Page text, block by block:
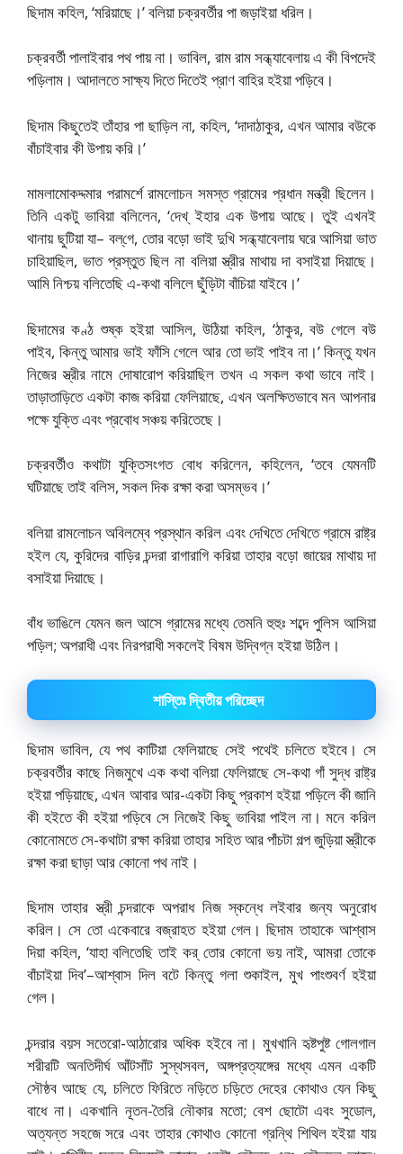
ছিদাম কহিল, ‘মরিয়াছে।’ বলিয়া চক্রবর্তীর পা জড়াইয়া ধরিল।
চক্রবর্তী পালাইবার পথ পায় না। ভাবিল, রাম রাম সন্ধ্যাবেলায় এ কী বিপদেই
পড়িলাম। আদালতে সাক্ষ্য দিতে দিতেই প্রাণ বাহির হইয়া পড়িবে।
ছিদাম কিছুতেই তাঁহার পা ছাড়িল না, কহিল, ‘দাদাঠাকুর, এখন আমার বউকে
বাঁচাইবার কী উপায় করি।’
মামলামোকদ্দমার পরামর্শে রামলোচন সমস্ত গ্রামের প্রধান মন্ত্রী ছিলেন।
তিনি একটু ভাবিয়া বলিলেন, ‘দেখ্‌ ইহার এক উপায় আছে। তুই এখনই
থানায় ছুটিয়া যা– বল্‌গে, তোর বড়ো ভাই দুখি সন্ধ্যাবেলায় ঘরে আসিয়া ভাত
চাহিয়াছিল, ভাত প্রস্তুত ছিল না বলিয়া স্ত্রীর মাথায় দা বসাইয়া দিয়াছে।
আমি নিশ্চয় বলিতেছি এ-কথা বলিলে ছুঁড়িটা বাঁচিয়া যাইবে।’
ছিদামের কণ্ঠ শুষ্ক হইয়া আসিল, উঠিয়া কহিল, ‘ঠাকুর, বউ গেলে বউ
পাইব, কিন্তু আমার ভাই ফাঁসি গেলে আর তো ভাই পাইব না।’ কিন্তু যখন
নিজের স্ত্রীর নামে দোষারোপ করিয়াছিল তখন এ সকল কথা ভাবে নাই।
তাড়াতাড়িতে একটা কাজ করিয়া ফেলিয়াছে, এখন অলক্ষিতভাবে মন আপনার
পক্ষে যুক্তি এবং প্রবোধ সঞ্চয় করিতেছে।
চক্রবর্তীও কথাটা যুক্তিসংগত বোধ করিলেন, কহিলেন, ‘তবে যেমনটি
ঘটিয়াছে তাই বলিস, সকল দিক রক্ষা করা অসম্ভব।’
বলিয়া রামলোচন অবিলম্বে প্রস্থান করিল এবং দেখিতে দেখিতে গ্রামে রাষ্ট্র
হইল যে, কুরিদের বাড়ির চন্দরা রাগারাগি করিয়া তাহার বড়ো জায়ের মাথায় দা
বসাইয়া দিয়াছে।
বাঁধ ভাঙিলে যেমন জল আসে গ্রামের মধ্যে তেমনি হুহুঃ শব্দে পুলিস আসিয়া
পড়িল; অপরাধী এবং নিরপরাধী সকলেই বিষম উদ্বিগ্ন হইয়া উঠিল।
শাস্তিঃ দ্বিতীয় পরিচ্ছেদ
ছিদাম ভাবিল, যে পথ কাটিয়া ফেলিয়াছে সেই পথেই চলিতে হইবে। সে
চক্রবর্তীর কাছে নিজমুখে এক কথা বলিয়া ফেলিয়াছে সে-কথা গাঁ সুদ্ধ রাষ্ট্র
হইয়া পড়িয়াছে, এখন আবার আর-একটা কিছু প্রকাশ হইয়া পড়িলে কী জানি
কী হইতে কী হইয়া পড়িবে সে নিজেই কিছু ভাবিয়া পাইল না। মনে করিল
কোনোমতে সে-কথাটা রক্ষা করিয়া তাহার সহিত আর পাঁচটা গল্প জুড়িয়া স্ত্রীকে
রক্ষা করা ছাড়া আর কোনো পথ নাই।
ছিদাম তাহার স্ত্রী চন্দরাকে অপরাধ নিজ স্কন্ধে লইবার জন্য অনুরোধ
করিল। সে তো একেবারে বজ্রাহত হইয়া গেল। ছিদাম তাহাকে আশ্বাস
দিয়া কহিল, ‘যাহা বলিতেছি তাই কর্‌ তোর কোনো ভয় নাই, আমরা তোকে
বাঁচাইয়া দিব’–আশ্বাস দিল বটে কিন্তু গলা শুকাইল, মুখ পাংশুবর্ণ হইয়া
গেল।
চন্দরার বয়স সতেরো-আঠারোর অধিক হইবে না। মুখখানি হৃষ্টপুষ্ট গোলগাল
শরীরটি অনতিদীর্ঘ আঁটসাঁট সুস্থসবল, অঙ্গপ্রত্যঙ্গের মধ্যে এমন একটি
সৌষ্ঠব আছে যে, চলিতে ফিরিতে নড়িতে চড়িতে দেহের কোথাও যেন কিছু
বাধে না। একখানি নূতন-তৈরি নৌকার মতো; বেশ ছোটো এবং সুডোল,
অত্যন্ত সহজে সরে এবং তাহার কোথাও কোনো গ্রন্থি শিথিল হইয়া যায়